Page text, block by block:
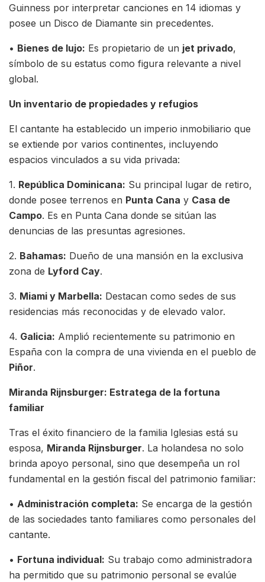
Guinness por interpretar canciones en 14 idiomas y
posee un Disco de Diamante sin precedentes.
• Bienes de lujo: Es propietario de un jet privado,
símbolo de su estatus como figura relevante a nivel
global.
Un inventario de propiedades y refugios
El cantante ha establecido un imperio inmobiliario que
se extiende por varios continentes, incluyendo
espacios vinculados a su vida privada:
1. República Dominicana: Su principal lugar de retiro,
donde posee terrenos en Punta Cana y Casa de
Campo. Es en Punta Cana donde se sitúan las
denuncias de las presuntas agresiones.
2. Bahamas: Dueño de una mansión en la exclusiva
zona de Lyford Cay.
3. Miami y Marbella: Destacan como sedes de sus
residencias más reconocidas y de elevado valor.
4. Galicia: Amplió recientemente su patrimonio en
España con la compra de una vivienda en el pueblo de
Piñor.
Miranda Rijnsburger: Estratega de la fortuna
familiar
Tras el éxito financiero de la familia Iglesias está su
esposa, Miranda Rijnsburger. La holandesa no solo
brinda apoyo personal, sino que desempeña un rol
fundamental en la gestión fiscal del patrimonio familiar:
• Administración completa: Se encarga de la gestión
de las sociedades tanto familiares como personales del
cantante.
• Fortuna individual: Su trabajo como administradora
ha permitido que su patrimonio personal se evalúe